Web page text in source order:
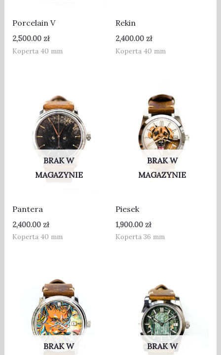
Porcelain V
2,500.00 zł
Koperta 40 mm
Rekin
2,400.00 zł
Koperta 40 mm
BRAK W
MAGAZYNIE
Pantera
2,400.00 zł
Koperta 40 mm
BRAK W
MAGAZYNIE
Piesek
1,900.00 zł
Koperta 36 mm
BRAK W
BRAK W